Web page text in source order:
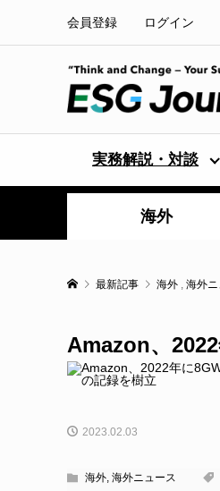
会員登録 ログイン
実務解説・対談
海外
最新記事 海外 , 海外
Amazon、
2023.02.03
海外, 海外ニュース